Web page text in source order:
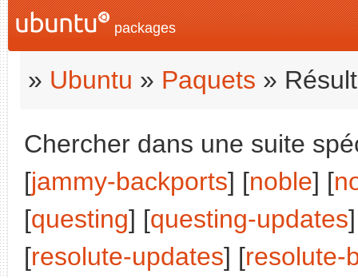
packages
» Ubuntu » Paquets »
Chercher dans une suite
[jammy-backports] [noble] [
[questing] [questing-updates
[resolute-updates] [resolute-